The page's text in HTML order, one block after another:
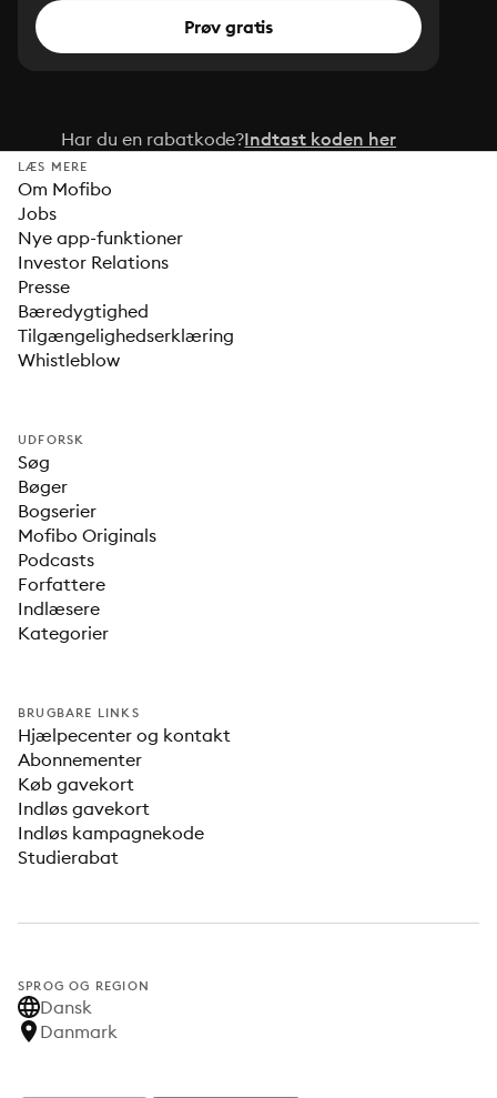
Prøv gratis
Har du en rabatkode?Indtast koden her
LÆS MERE
Om Mofibo
Jobs
Nye app-funktioner
Investor Relations
Presse
Bæredygtighed
Tilgængelighedserklæring
Whistleblow
UDFORSK
Søg
Bøger
Bogserier
Mofibo Originals
Podcasts
Forfattere
Indlæsere
Kategorier
BRUGBARE LINKS
Hjælpecenter og kontakt
Abonnementer
Køb gavekort
Indløs gavekort
Indløs kampagnekode
Studierabat
SPROG OG REGION
Dansk
Danmark